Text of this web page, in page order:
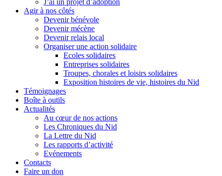
J’ai un projet d’adoption
Agir à nos côtés
Devenir bénévole
Devenir mécène
Devenir relais local
Organiser une action solidaire
Ecoles solidaires
Entreprises solidaires
Troupes, chorales et loisirs solidaires
Exposition histoires de vie, histoires du Nid
Témoignages
Boîte à outils
Actualités
Au cœur de nos actions
Les Chroniques du Nid
La Lettre du Nid
Les rapports d’activité
Evénements
Contacts
Faire un don